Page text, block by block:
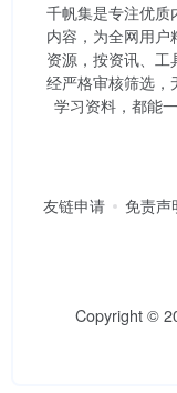
千帆集是专注优质
内容，为全网用
资源，按资讯、
经严格审核筛选，
学习资料，都能
友链申请 免责声
Copyright ©